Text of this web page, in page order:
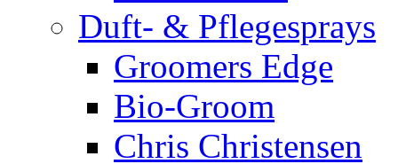
Duft- & Pflegesprays
Groomers Edge
Bio-Groom
Chris Christensen